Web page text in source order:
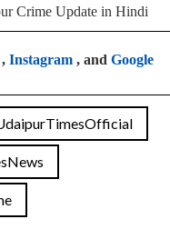
Crime Update in Hindi
Instagram, and Google